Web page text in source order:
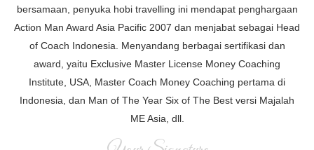
bersamaan, penyuka hobi travelling ini mendapat penghargaan
Action Man Award Asia Pacific 2007 dan menjabat sebagai Head
of Coach Indonesia. Menyandang berbagai sertifikasi dan
award, yaitu Exclusive Master License Money Coaching
Institute, USA, Master Coach Money Coaching pertama di
Indonesia, dan Man of The Year Six of The Best versi Majalah
ME Asia, dll.